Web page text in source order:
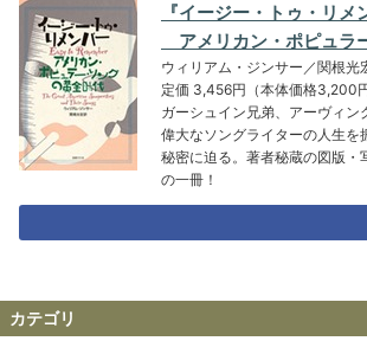
『イージー・トゥ・リメ
アメリカン・ポピュラ
ウィリアム・ジンサー／関根光
定価 3,456円（本体価格3,200円
ガーシュイン兄弟、アーヴィ
偉大なソングライターの人生
秘密に迫る。著者秘蔵の図版・
の一冊！
カテゴリ